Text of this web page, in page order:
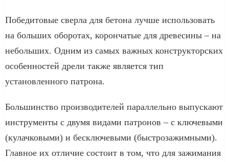
Победитовые сверла для бетона лучше использовать
на больших оборотах, корончатые для древесины – на
небольших. Одним из самых важных конструкторских
особенностей дрели также является тип
установленного патрона.
Большинство производителей параллельно выпускают
инструменты с двумя видами патронов – с ключевыми
(кулачковыми) и бесключевыми (быстрозажимными).
Главное их отличие состоит в том, что для зажимания